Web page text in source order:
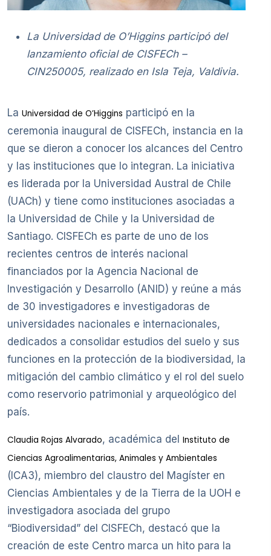
La Universidad de O’Higgins participó del
lanzamiento oficial de CISFECh –
CIN250005, realizado en Isla Teja, Valdivia.
La Universidad de O’Higgins participó en la
ceremonia inaugural de CISFECh, instancia en la
que se dieron a conocer los alcances del Centro
y las instituciones que lo integran. La iniciativa
es liderada por la Universidad Austral de Chile
(UACh) y tiene como instituciones asociadas a
la Universidad de Chile y la Universidad de
Santiago. CISFECh es parte de uno de los
recientes centros de interés nacional
financiados por la Agencia Nacional de
Investigación y Desarrollo (ANID) y reúne a más
de 30 investigadores e investigadoras de
universidades nacionales e internacionales,
dedicados a consolidar estudios del suelo y sus
funciones en la protección de la biodiversidad, la
mitigación del cambio climático y el rol del suelo
como reservorio patrimonial y arqueológico del
país.
Claudia Rojas Alvarado, académica del Instituto de
Ciencias Agroalimentarias, Animales y Ambientales
(ICA3), miembro del claustro del Magíster en
Ciencias Ambientales y de la Tierra de la UOH e
investigadora asociada del grupo
“Biodiversidad” del CISFECh, destacó que la
creación de este Centro marca un hito para la